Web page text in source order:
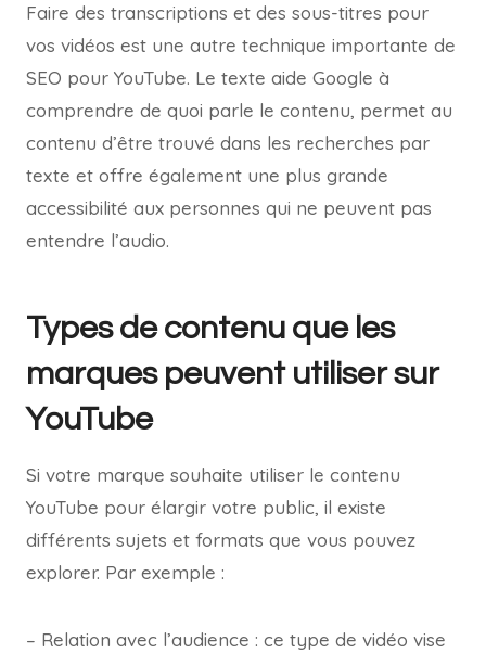
Faire des transcriptions et des sous-titres pour
vos vidéos est une autre technique importante de
SEO pour YouTube. Le texte aide Google à
comprendre de quoi parle le contenu, permet au
contenu d’être trouvé dans les recherches par
texte et offre également une plus grande
accessibilité aux personnes qui ne peuvent pas
entendre l’audio.
Types de contenu que les
marques peuvent utiliser sur
YouTube
Si votre marque souhaite utiliser le contenu
YouTube pour élargir votre public, il existe
différents sujets et formats que vous pouvez
explorer. Par exemple :
– Relation avec l’audience : ce type de vidéo vise